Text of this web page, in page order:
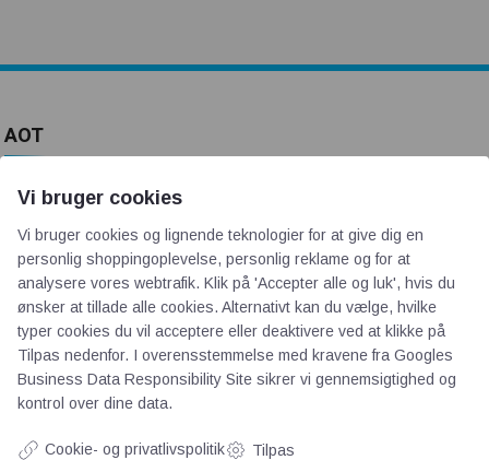
AOT
Om os
Kontakt
Persondata
Videncentre
Teknologisk Institut
Bitva
Vi bruger cookies
Vi bruger cookies og lignende teknologier for at give dig en
personlig shoppingoplevelse, personlig reklame og for at
analysere vores webtrafik. Klik på 'Accepter alle og luk', hvis du
ønsker at tillade alle cookies. Alternativt kan du vælge, hvilke
typer cookies du vil acceptere eller deaktivere ved at klikke på
Tilpas nedenfor. I overensstemmelse med kravene fra Googles
Business Data Responsibility Site sikrer vi gennemsigtighed og
kontrol over dine data.
Cookie- og privatlivspolitik Tilpas